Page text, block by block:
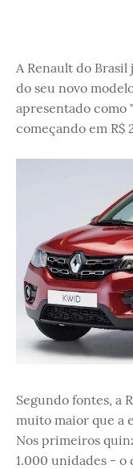
A Renault do Brasil
do seu novo
apresentado como
começando em R$
Segundo fontes, a
muito maior que a
Nos primeiros
1.000 unidades - o